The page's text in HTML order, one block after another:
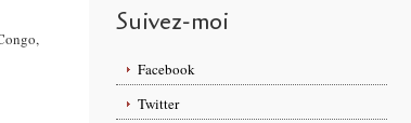
Suivez-moi
Facebook
Twitter